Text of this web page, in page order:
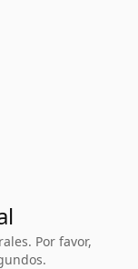
Por favor,